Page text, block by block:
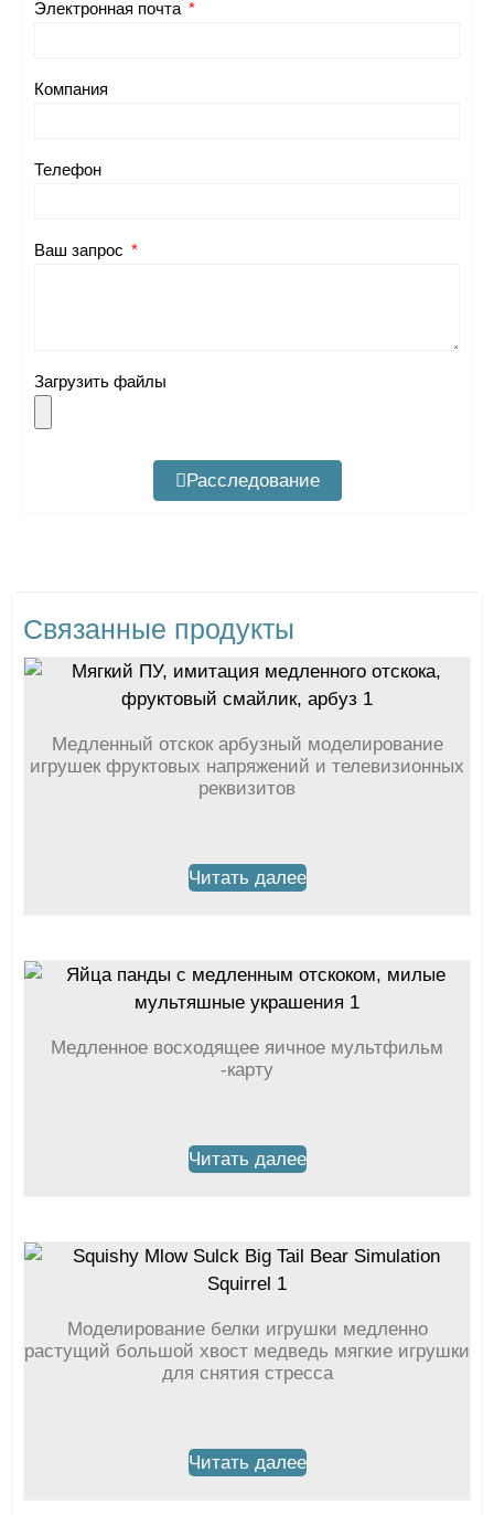
Электронная почта
Компания
Телефон
Ваш запрос
Загрузить файлы
Расследование
Связанные продукты
Медленный отскок арбузный моделирование
игрушек фруктовых напряжений и телевизионных
реквизитов
Читать далее
Медленное восходящее яичное мультфильм
-карту
Читать далее
Моделирование белки игрушки медленно
растущий большой хвост медведь мягкие игрушки
для снятия стресса
Читать далее